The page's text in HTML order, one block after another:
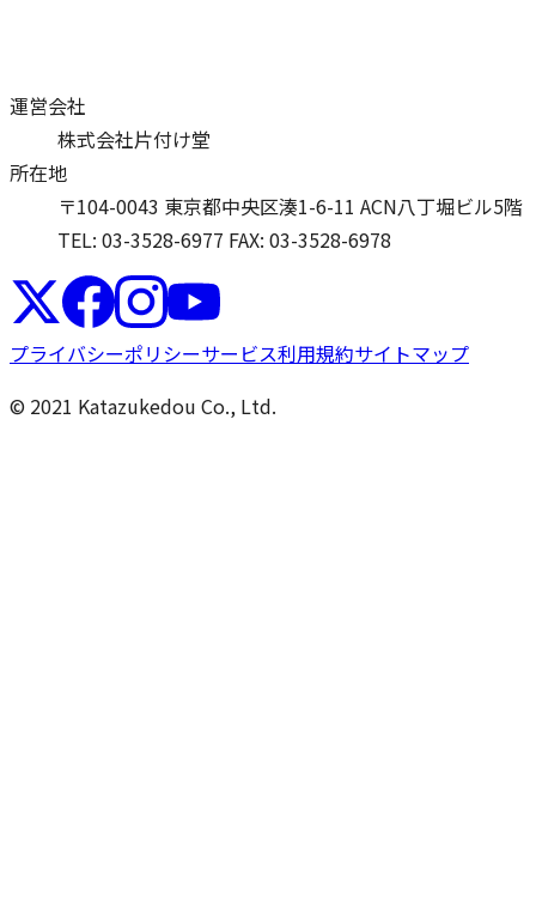
運営会社
株式会社片付け堂
所在地
〒104-0043 東京都中央区湊1-6-11 ACN八丁堀ビル5階
TEL: 03-3528-6977 FAX: 03-3528-6978
プライバシーポリシーサービス利用規約サイトマップ
© 2021 Katazukedou Co., Ltd.